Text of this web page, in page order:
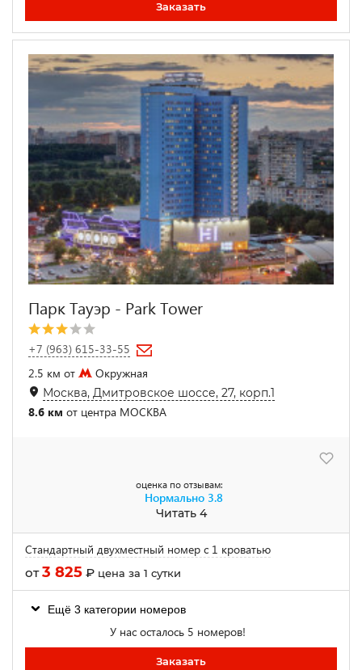
Заказать
Парк Тауэр - Park Tower
+7 (963) 615-33-55
2.5 км от
Окружная
Москва, Дмитровское шоссе, 27, корп.1
8.6 км от центра МОСКВА
оценка по отзывам:
Нормально 3.8
Читать 4
Стандартный двухместный номер с 1 кроватью
от3 825 ₽ цена за 1 сутки
Ещё 3 категории номеров
У нас осталось 5 номеров!
Заказать